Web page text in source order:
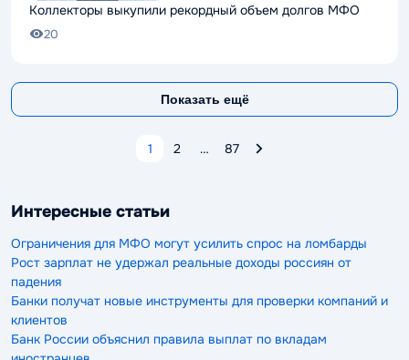
Коллекторы выкупили рекордный объем долгов МФО
20
Показать ещё
1 2 … 87
Интересные статьи
Ограничения для МФО могут усилить спрос на ломбарды
Рост зарплат не удержал реальные доходы россиян от
падения
Банки получат новые инструменты для проверки компаний и
клиентов
Банк России объяснил правила выплат по вкладам